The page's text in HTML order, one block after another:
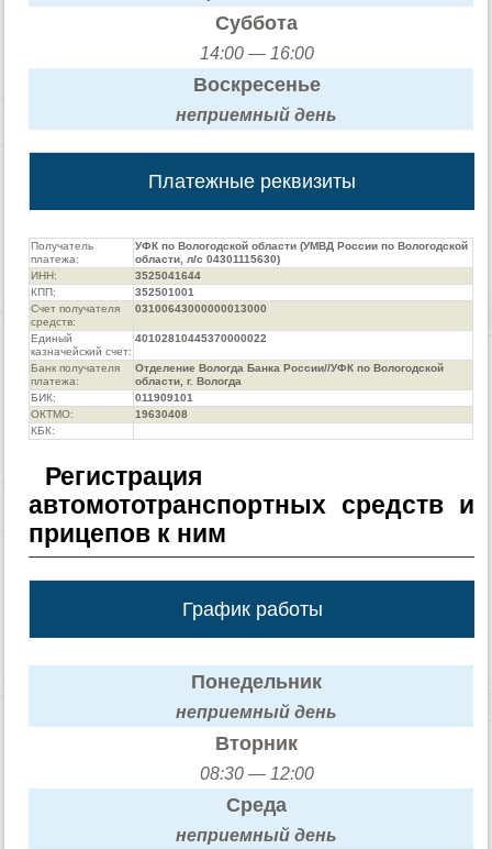
Суббота
14:00 — 16:00
Воскресенье
неприемный день
Платежные реквизиты
Получатель
платежа:
УФК по Вологодской области (УМВД России по Вологодской
области, л/с 04301115630)
ИНН:
3525041644
КПП:
352501001
Счет получателя
средств:
03100643000000013000
Единый
казначейский счет:
40102810445370000022
Банк получателя
платежа:
Отделение Вологда Банка России//УФК по Вологодской
области, г. Вологда
БИК:
011909101
ОКТМО:
19630408
КБК:
Регистрация
автомототранспортных средств и
прицепов к ним
График работы
Понедельник
неприемный день
Вторник
08:30 — 12:00
Среда
неприемный день